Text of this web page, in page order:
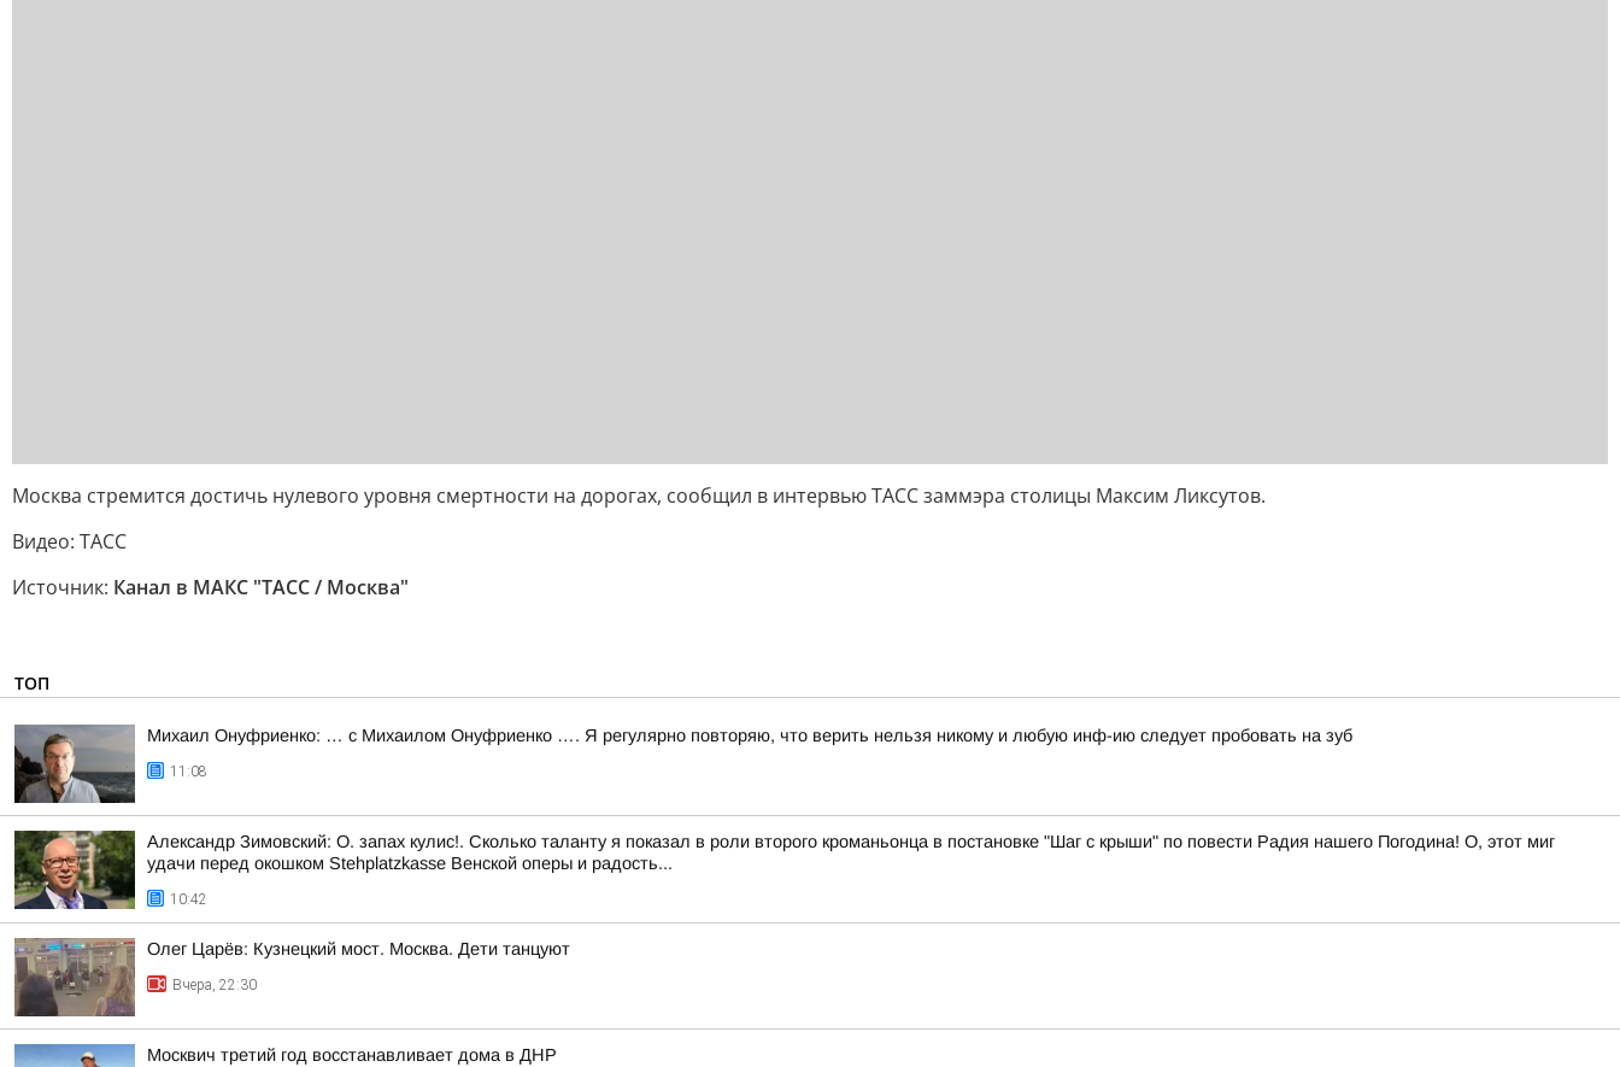
Москва стремится достичь нулевого уровня смертности на дорогах, сообщил в интервью ТАСС заммэра столицы Максим Ликсутов.
Видео: ТАСС
Источник: Канал в МАКС "ТАСС / Москва"
ТОП
Михаил Онуфриенко: … с Михаилом Онуфриенко …. Я регулярно повторяю, что верить нельзя никому и любую инф-ию следует пробовать на зуб
11:08
Александр Зимовский: О. запах кулис!. Сколько таланту я показал в роли второго кроманьонца в постановке "Шаг с крыши" по повести Радия нашего Погодина! О, этот миг
удачи перед окошком Stehplatzkasse Венской оперы и радость...
10:42
Олег Царёв: Кузнецкий мост. Москва. Дети танцуют
Вчера, 22:30
Москвич третий год восстанавливает дома в ДНР